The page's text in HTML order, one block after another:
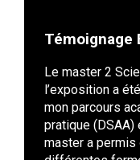
Témoignage
Le master 2
l’exposition a
mon parcours
pratique (DSAA)
master a permis